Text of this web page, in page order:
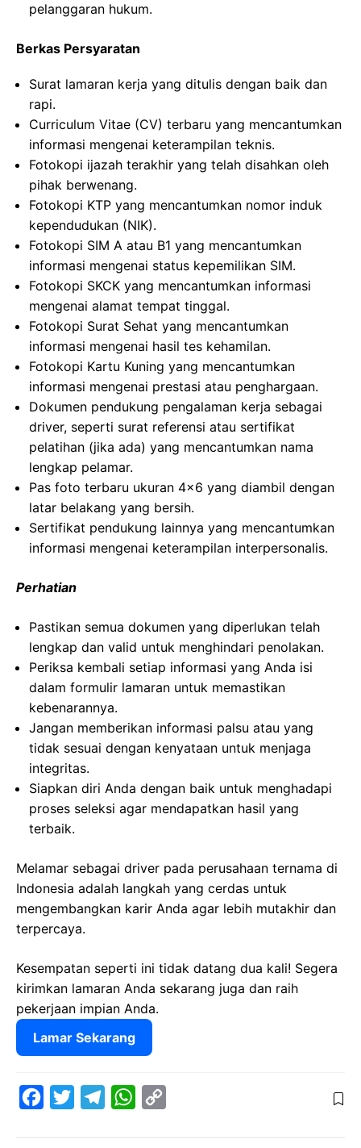
pelanggaran hukum.
Berkas Persyaratan
Surat lamaran kerja yang ditulis dengan baik dan
rapi.
Curriculum Vitae (CV) terbaru yang mencantumkan
informasi mengenai keterampilan teknis.
Fotokopi ijazah terakhir yang telah disahkan oleh
pihak berwenang.
Fotokopi KTP yang mencantumkan nomor induk
kependudukan (NIK).
Fotokopi SIM A atau B1 yang mencantumkan
informasi mengenai status kepemilikan SIM.
Fotokopi SKCK yang mencantumkan informasi
mengenai alamat tempat tinggal.
Fotokopi Surat Sehat yang mencantumkan
informasi mengenai hasil tes kehamilan.
Fotokopi Kartu Kuning yang mencantumkan
informasi mengenai prestasi atau penghargaan.
Dokumen pendukung pengalaman kerja sebagai
driver, seperti surat referensi atau sertifikat
pelatihan (jika ada) yang mencantumkan nama
lengkap pelamar.
Pas foto terbaru ukuran 4×6 yang diambil dengan
latar belakang yang bersih.
Sertifikat pendukung lainnya yang mencantumkan
informasi mengenai keterampilan interpersonalis.
Perhatian
Pastikan semua dokumen yang diperlukan telah
lengkap dan valid untuk menghindari penolakan.
Periksa kembali setiap informasi yang Anda isi
dalam formulir lamaran untuk memastikan
kebenarannya.
Jangan memberikan informasi palsu atau yang
tidak sesuai dengan kenyataan untuk menjaga
integritas.
Siapkan diri Anda dengan baik untuk menghadapi
proses seleksi agar mendapatkan hasil yang
terbaik.
Melamar sebagai driver pada perusahaan ternama di
Indonesia adalah langkah yang cerdas untuk
mengembangkan karir Anda agar lebih mutakhir dan
terpercaya.
Kesempatan seperti ini tidak datang dua kali! Segera
kirimkan lamaran Anda sekarang juga dan raih
pekerjaan impian Anda.
Lamar Sekarang
W